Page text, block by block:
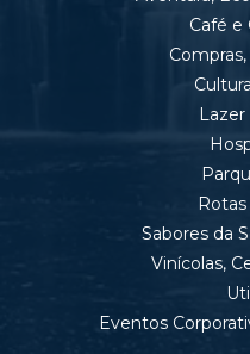
Café e
Sabores da
Vinícolas,
Eventos